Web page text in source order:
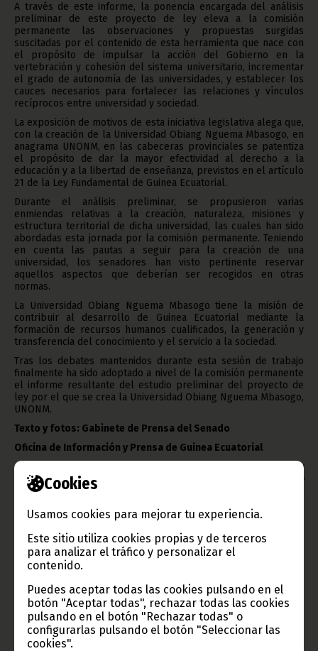
Cookies
Usamos cookies para mejorar tu experiencia.
Este sitio utiliza cookies propias y de terceros
para analizar el tráfico y personalizar el
contenido.
Puedes aceptar todas las cookies pulsando en el
botón "Aceptar todas", rechazar todas las cookies
pulsando en el botón "Rechazar todas" o
configurarlas pulsando el botón "Seleccionar las
cookies".
A través de este informe, la ponencia encargada del análisis
preliminar de este proyecto de ley eleva a la comisión
permanente las observaciones y propuestas surgidas
suscitadas por el contenido de esta herramienta que nace con
el propósito de impulsar la acción del Gobierno en la
vertebración y cohesión del sistema universitario, incrementar
el grado de autonomía de las universidades, y establecer los
cauces necesarios para fortalecer las relaciones y vínculos
recíprocos entre universidad y sociedad.
La exposición de motivos de esta iniciativa legislativa alega que,
con la creación de la Universidad Obiang Nguema Mbasogo, en
anagrama UNONM, en las cabeceras provinciales se patentiza
el propósito de dar la mayor efectividad al derecho a la
educación y a la libertad de enseñanza, previstos en el artículo
21 de la Ley Fundamental de Guinea Ecuatorial.
Durante el análisis preliminar, se propusieron varias
enmiendas relativas a la creación, naturaleza, misiones y
estructura territorial de dicha universidad, las cuales han sido
abordadas esta jornada por la comisión permanente. Teniendo
en cuenta las pautas a seguir para la creación de una
universidad, los senadores han visto pertinente reservar
aquellos aspectos que deberían ser recogidos en otras
normas.
La Universidad Obiang Nguema Mbasogo tiene la misión de
contribuir al desarrollo de Guinea Ecuatorial mediante la
formación de recursos humanos cualificados, la generación y
transferencia del conocimiento y el servicio a la sociedad.
Tras los debates mantenidos durante esta sesión de trabajo
finalmente ha sido adoptado a nivel de la comisión permanente
el informe resultante del estudio preliminar del proyecto de
ley por el que se crea la Universidad Obiang Nguema Mbasogo,
UNONM.
Texto y fotos: Gabinete de Prensa del Senado
Oficina de Información y Prensa de Guinea Ecuatorial
Aviso: La reproducción total o parcial de este artículo o de las
imágenes que lo acompañen debe hacerse, siempre y en todo
lugar, con la mención de la fuente de origen de la misma
Gobierno e Instituciones